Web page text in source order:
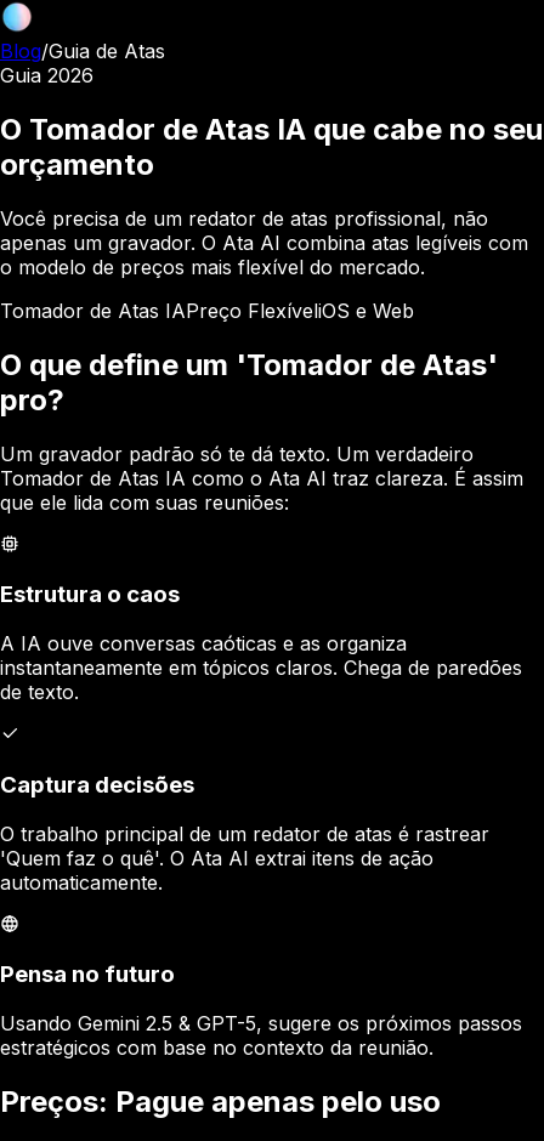
Blog/Guia de Atas
Guia 2026
O Tomador de Atas IA que cabe no seu
orçamento
Você precisa de um redator de atas profissional, não
apenas um gravador. O Ata AI combina atas legíveis com
o modelo de preços mais flexível do mercado.
Tomador de Atas IAPreço FlexíveliOS e Web
O que define um 'Tomador de Atas'
pro?
Um gravador padrão só te dá texto. Um verdadeiro
Tomador de Atas IA como o Ata AI traz clareza. É assim
que ele lida com suas reuniões:
Estrutura o caos
A IA ouve conversas caóticas e as organiza
instantaneamente em tópicos claros. Chega de paredões
de texto.
Captura decisões
O trabalho principal de um redator de atas é rastrear
'Quem faz o quê'. O Ata AI extrai itens de ação
automaticamente.
Pensa no futuro
Usando Gemini 2.5 & GPT-5, sugere os próximos passos
estratégicos com base no contexto da reunião.
Preços: Pague apenas pelo uso